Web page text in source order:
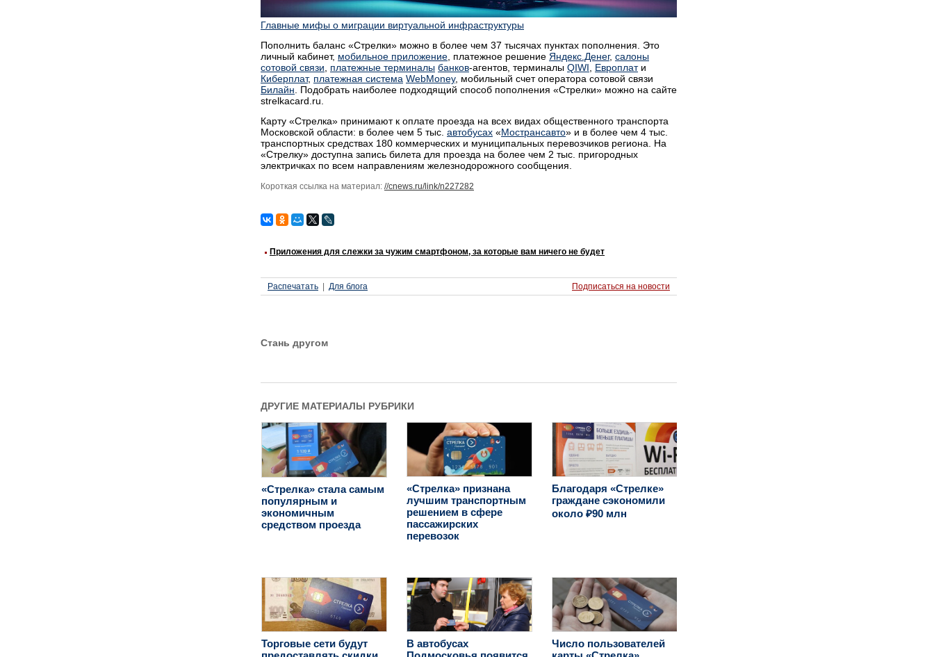
Главные мифы о миграции виртуальной инфраструктуры
Пополнить баланс «Стрелки» можно в более чем 37 тысячах пунктах пополнения. Это
личный кабинет, мобильное приложение, платежное решение Яндекс.Денег, салоны
сотовой связи, платежные терминалы банков-агентов, терминалы QIWI, Европлати
Киберплат, платежная система WebMoney, мобильный счет оператора сотовой связи
Билайн. Подобрать наиболее подходящий способ пополнения «Стрелки» можно на сайте
strelkacard.ru.
Карту «Стрелка» принимают к оплате проезда на всех видах общественного транспорта
Московской области: в более чем 5 тыс. автобусах «Мострансавто» и в более чем 4 тыс.
транспортных средствах 180 коммерческих и муниципальных перевозчиков региона. На
«Стрелку» доступна запись билета для проезда на более чем 2 тыс. пригородных
электричках по всем направлениям железнодорожного сообщения.
Короткая ссылка на материал: //cnews.ru/link/n227282
Приложения для слежки за чужим смартфоном, за которые вам ничего не будет
Распечатать Для блога Подписаться на новости
Стань другом
ДРУГИЕ МАТЕРИАЛЫ РУБРИКИ
«Стрелка» стала самым
популярным и
экономичным
средством проезда
«Стрелка» признана
лучшим транспортным
решением в сфере
пассажирских
перевозок
Благодаря «Стрелке»
граждане сэкономили
около ₽90 млн
Торговые сети будут
В автобусах
Число пользователей